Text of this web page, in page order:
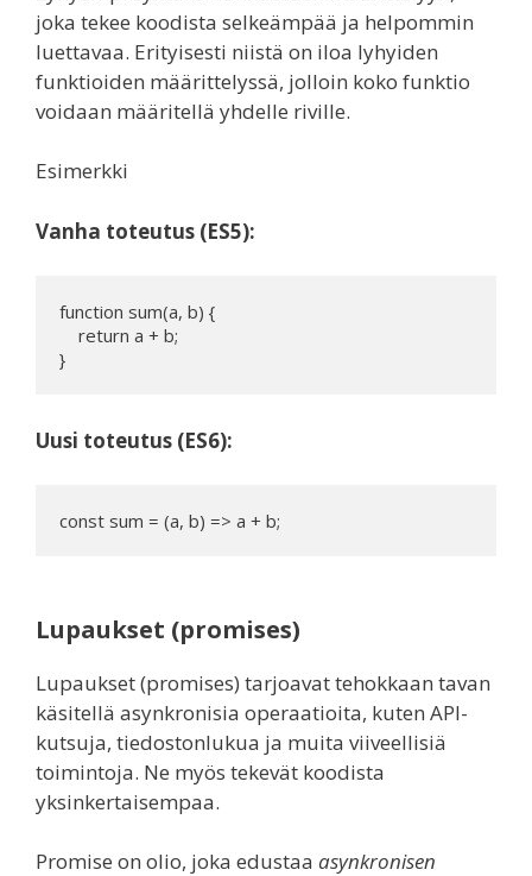
joka tekee koodista selkeämpää ja helpommin
luettavaa. Erityisesti niistä on iloa lyhyiden
funktioiden määrittelyssä, jolloin koko funktio
voidaan määritellä yhdelle riville.
Esimerkki
Vanha toteutus (ES5):
function sum(a, b) {
Uusi toteutus (ES6):
const sum = (a, b) => a + b;
Lupaukset (promises)
Lupaukset (promises) tarjoavat tehokkaan tavan
käsitellä asynkronisia operaatioita, kuten API-
kutsuja, tiedostonlukua ja muita viiveellisiä
toimintoja. Ne myös tekevät koodista
yksinkertaisempaa.
Promise on olio, joka edustaa asynkronisen